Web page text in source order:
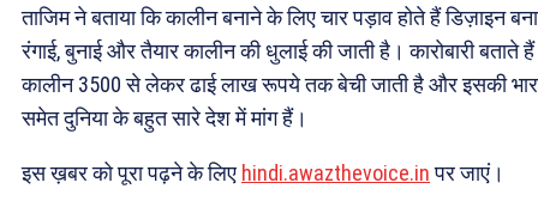
ताजिम ने बताया कि कालीन बनाने के लिए चार पड़ाव होते हैं डिज़ाइन
रंगाई, बुनाई और तैयार कालीन की धुलाई की जाती है। कारोबारी बताते
कालीन 3500 से लेकर ढाई लाख रूपये तक बेची जाती है और इसकी
समेत दुनिया के बहुत सारे देश में मांग हैं।
इस ख़बर को पूरा पढ़ने के लिए hindi.awazthevoice.inपर जाएं।